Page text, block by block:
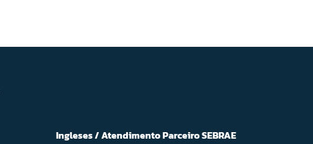
Ingleses / Atendimento Parceiro SEBRAE